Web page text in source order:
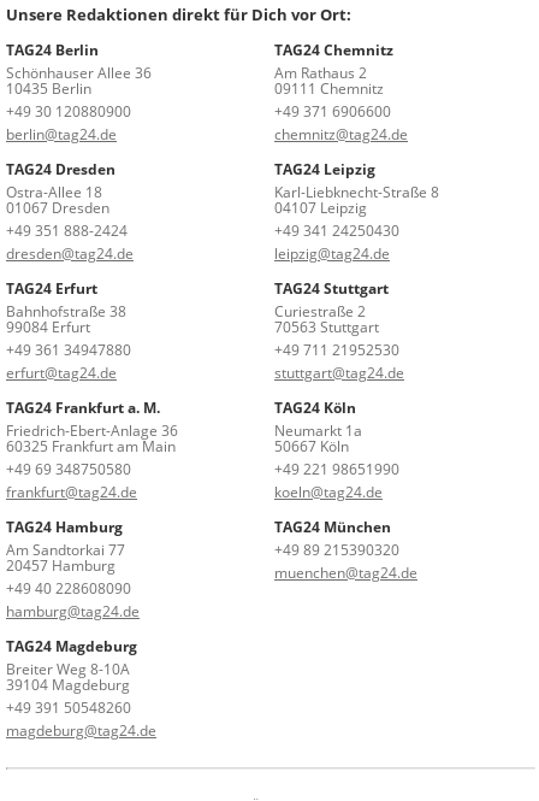
Unsere Redaktionen direkt für Dich vor Ort:
TAG24 Berlin
Schönhauser Allee 36
10435 Berlin
+49 30 120880900
berlin@tag24.de
TAG24 Chemnitz
Am Rathaus 2
09111 Chemnitz
+49 371 6906600
chemnitz@tag24.de
TAG24 Dresden
Ostra-Allee 18
01067 Dresden
+49 351 888-2424
dresden@tag24.de
TAG24 Leipzig
Karl-Liebknecht-Straße 8
04107 Leipzig
+49 341 24250430
leipzig@tag24.de
TAG24 Erfurt
Bahnhofstraße 38
99084 Erfurt
+49 361 34947880
erfurt@tag24.de
TAG24 Stuttgart
Curiestraße 2
70563 Stuttgart
+49 711 21952530
stuttgart@tag24.de
TAG24 Frankfurt a. M.
Friedrich-Ebert-Anlage 36
60325 Frankfurt am Main
+49 69 348750580
frankfurt@tag24.de
TAG24 Köln
Neumarkt 1a
50667 Köln
+49 221 98651990
koeln@tag24.de
TAG24 Hamburg
Am Sandtorkai 77
20457 Hamburg
+49 40 228608090
hamburg@tag24.de
TAG24 München
+49 89 215390320
muenchen@tag24.de
TAG24 Magdeburg
Breiter Weg 8-10A
39104 Magdeburg
+49 391 50548260
magdeburg@tag24.de